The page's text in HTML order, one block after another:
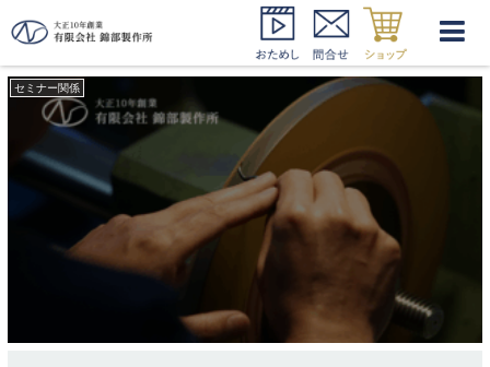
錦部製作所 シャープニング
セミナー関係